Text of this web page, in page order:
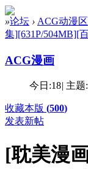
»论坛 › ACG动漫区
集][631P/504MB][
ACG漫画
今日:18| 主题:
收藏本版 (500)
发表新帖
[耽美漫